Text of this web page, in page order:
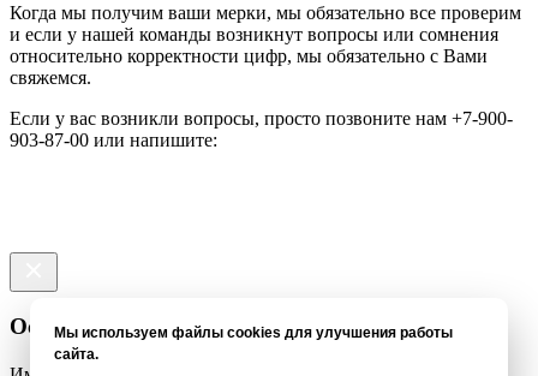
Мы используем файлы cookies для улучшения работы
сайта.
Когда мы получим ваши мерки, мы обязательно все проверим
и если у нашей команды возникнут вопросы или сомнения
относительно корректности цифр, мы обязательно с Вами
свяжемся.
Если у вас возникли вопросы, просто позвоните нам +7-900-
903-87-00 или напишите:
Оставить отзыв